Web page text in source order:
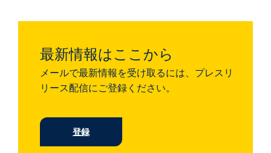
最新情報はここから
メールで最新情報を受け取るには、プレスリ
リース配信にご登録ください。
登録